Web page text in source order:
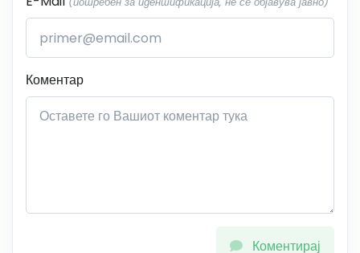
Коментар
Коментирај